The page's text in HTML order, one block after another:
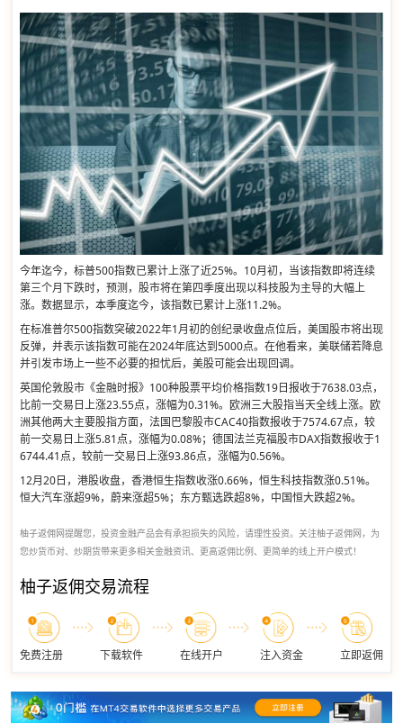
今年迄今，标普500指数已累计上涨了近25%。10月初，当该指数即将连续
第三个月下跌时，预测，股市将在第四季度出现以科技股为主导的大幅上
涨。数据显示，本季度迄今，该指数已累计上涨11.2%。
在标准普尔500指数突破2022年1月初的创纪录收盘点位后，美国股市将出现
反弹，并表示该指数可能在2024年底达到5000点。在他看来，美联储若降息
并引发市场上一些不必要的担忧后，美股可能会出现回调。
英国伦敦股市《金融时报》100种股票平均价格指数19日报收于7638.03点，
比前一交易日上涨23.55点，涨幅为0.31%。欧洲三大股指当天全线上涨。欧
洲其他两大主要股指方面，法国巴黎股市CAC40指数报收于7574.67点，较
前一交易日上涨5.81点，涨幅为0.08%；德国法兰克福股市DAX指数报收于1
6744.41点，较前一交易日上涨93.86点，涨幅为0.56%。
12月20日，港股收盘，香港恒生指数收涨0.66%，恒生科技指数涨0.51%。
恒大汽车涨超9%，蔚来涨超5%；东方甄选跌超8%，中国恒大跌超2%。
柚子返佣网提醒您，投资金融产品会有承担损失的风险，请理性投资。关注柚子返佣网，为
您炒货币对、炒期货带来更多相关金融资讯、更高返佣比例、更简单的线上开户模式！
柚子返佣交易流程
免费注册 下载软件 在线开户 注入资金 立即返佣